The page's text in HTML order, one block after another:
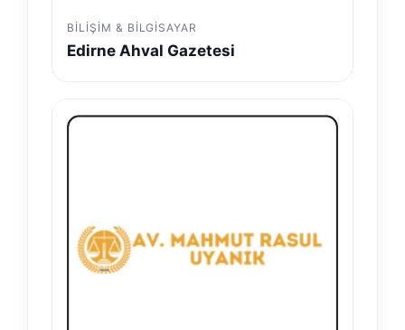
BILIŞIM & BILGISAYAR
Edirne Ahval Gazetesi